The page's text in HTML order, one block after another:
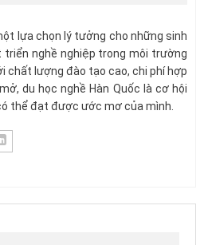
lựa chọn lý tưởng cho những sinh
triển nghề nghiệp trong môi trường
chất lượng đào tạo cao, chi phí hợp
du học nghề Hàn Quốc là cơ hội
thể đạt được ước mơ của mình.